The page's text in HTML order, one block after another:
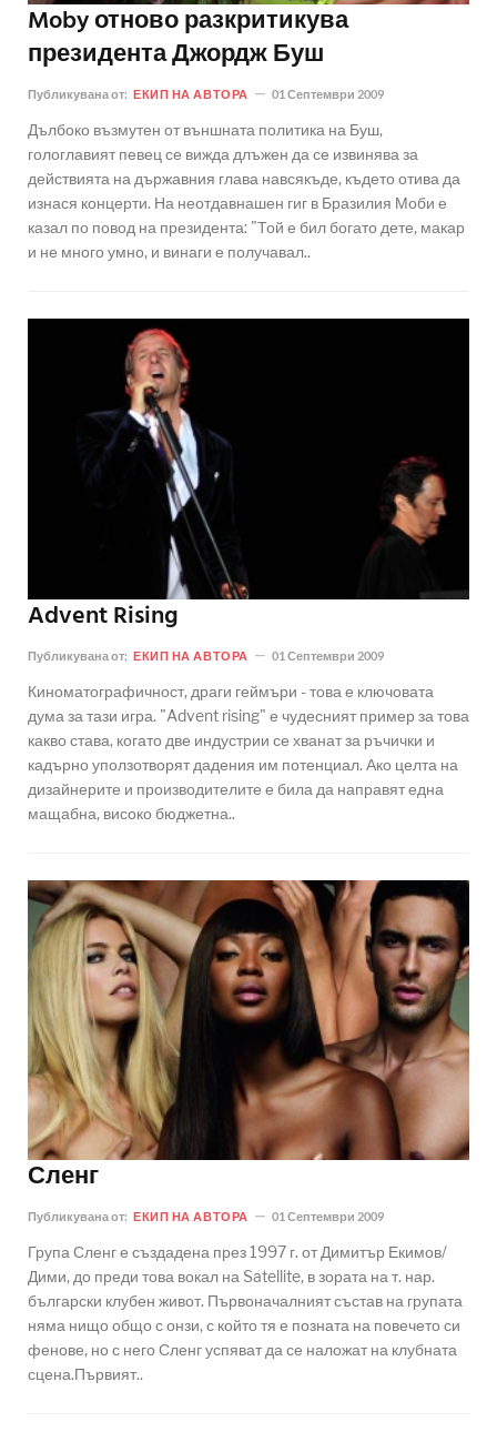
Moby отново разкритикува
президента Джордж Буш
Публикувана от: ЕКИП НА АВТОРА 01 Септември 2009
Дълбоко възмутен от външната политика на Буш,
гологлавият певец се вижда длъжен да се извинява за
действията на държавния глава навсякъде, където отива да
изнася концерти. На неотдавнашен гиг в Бразилия Моби е
казал по повод на президента: "Той е бил богато дете, макар
и не много умно, и винаги е получавал..
Advent Rising
Публикувана от: ЕКИП НА АВТОРА 01 Септември 2009
Киноматографичност, драги геймъри - това е ключовата
дума за тази игра. "Advent rising" е чудесният пример за това
какво става, когато две индустрии се хванат за ръчички и
кадърно уползотворят дадения им потенциал. Ако целта на
дизайнерите и производителите е била да направят една
мащабна, високо бюджетна..
Сленг
Публикувана от: ЕКИП НА АВТОРА 01 Септември 2009
Група Сленг е създадена през 1997 г. от Димитър Екимов/
Дими, до преди това вокал на Satellite, в зората на т. нар.
български клубен живот. Първоначалният състав на групата
няма нищо общо с онзи, с който тя е позната на повечето си
фенове, но с него Сленг успяват да се наложат на клубната
сцена.Първият..